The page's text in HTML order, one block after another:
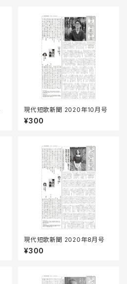
現代短歌新聞 2020年10月号
¥300
現代短歌新聞 2020年8月号
¥300